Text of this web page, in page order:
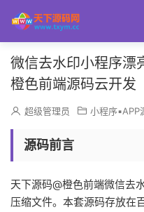
微信去水印小程序漂
橙色前端源码云开发
超级管理员 小程序▪APP
源码前言
天下源码@橙色前端微信去
压缩文件。本套源码存放在